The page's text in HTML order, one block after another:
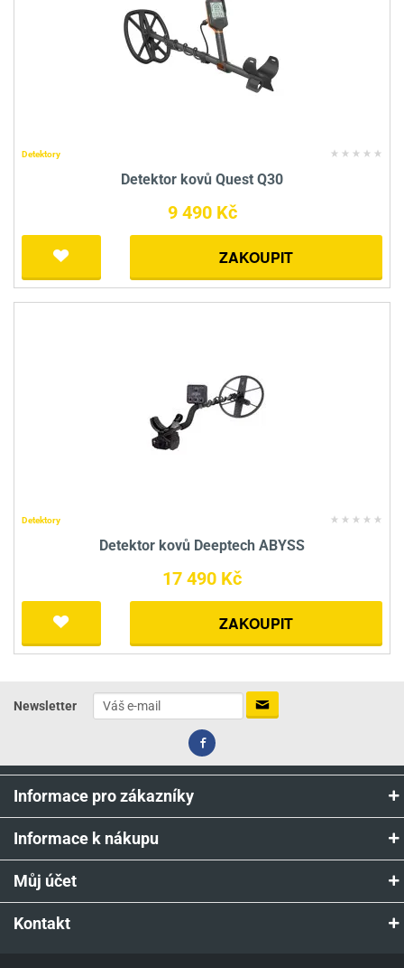
Detektory
Detektor kovů Quest Q30
9 490 Kč
ZAKOUPIT
Detektory
Detektor kovů Deeptech ABYSS
17 490 Kč
ZAKOUPIT
Newsletter
Informace pro zákazníky
Informace k nákupu
Můj účet
Kontakt